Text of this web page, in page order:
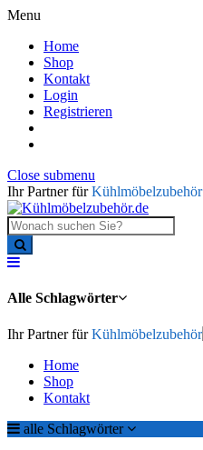
Menu
Home
Shop
Kontakt
Login
Registrieren
Close submenu
Ihr Partner fürKühlmöbelzubehör
Alle Schlagwörter
Ihr Partner fürKühlmöbelzubehör
Home
Shop
Kontakt
alle Schlagwörter